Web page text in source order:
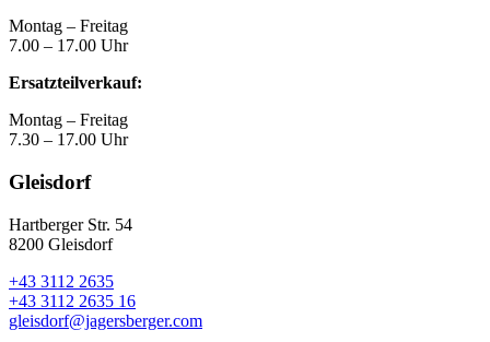
Montag – Freitag
7.00 – 17.00 Uhr
Ersatzteilverkauf:
Montag – Freitag
7.30 – 17.00 Uhr
Gleisdorf
Hartberger Str. 54
8200 Gleisdorf
+43 3112 2635
+43 3112 2635 16
gleisdorf@jagersberger.com